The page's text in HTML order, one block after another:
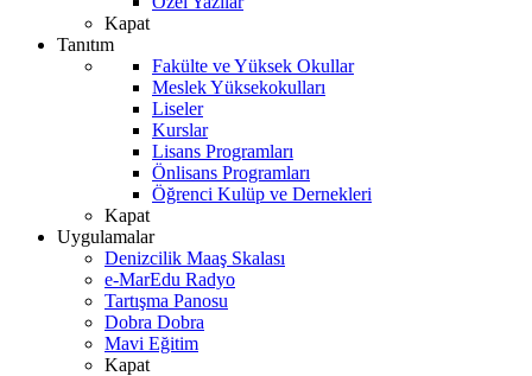
Kapat
Tanıtım
Fakülte ve Yüksek Okullar
Meslek Yüksekokulları
Liseler
Kurslar
Lisans Programları
Önlisans Programları
Öğrenci Kulüp ve Dernekleri
Kapat
Uygulamalar
Denizcilik Maaş Skalası
e-MarEdu Radyo
Tartışma Panosu
Dobra Dobra
Mavi Eğitim
Kapat